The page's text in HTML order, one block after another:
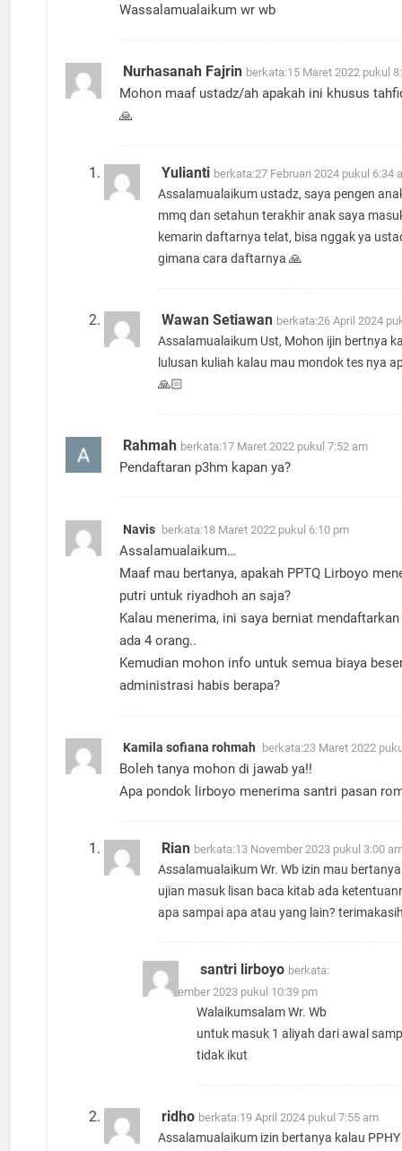
Wassalamualaikum wr wb
Nurhasanah Fajrin berkata:15 Maret 2022 pukul
Mohon maaf ustadz/ah apakah ini khusus
🙏
Yulianti berkata:27 Februari 2024 pukul 6:34
Assalamualaikum ustadz, saya pengen
mmq dan setahun terakhir anak saya
kemarin daftarnya telat, bisa nggak ya
gimana cara daftarnya 🙏
Wawan Setiawan berkata:26 April 2024
Assalamualaikum Ust, Mohon ijin bertnya
lulusan kuliah kalau mau mondok tes nya
🙏🏻
Rahmah berkata:17 Maret 2022 pukul 7:52 am
Pendaftaran p3hm kapan ya?
Navis berkata:18 Maret 2022 pukul 6:10 pm
Assalamualaikum…
Maaf mau bertanya, apakah PPTQ Lirboyo
putri untuk riyadhoh an saja?
Kalau menerima, ini saya berniat
ada 4 orang..
Kemudian mohon info untuk semua biaya
administrasi habis berapa?
Kamila sofiana rohmah berkata:23 Maret 2022
Boleh tanya mohon di jawab ya!!
Apa pondok lirboyo menerima santri pasan
Rian berkata:13 November 2023 pukul 3:00
Assalamualaikum Wr. Wb izin mau
ujian masuk lisan baca kitab ada
apa sampai apa atau yang lain?
santri lirboyo berkata:
13 November 2023 pukul 10:39 pm
Walaikumsalam Wr. Wb
untuk masuk 1 aliyah dari awal
tidak ikut
ridho berkata:19 April 2024 pukul 7:55 am
Assalamualaikum izin bertanya kalau